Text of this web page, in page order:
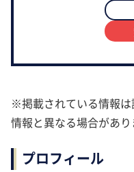
※掲載されている情報
情報と異なる場合があり
プロフィール